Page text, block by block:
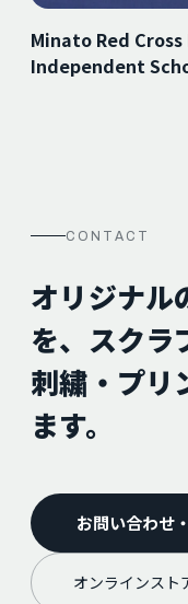
Minato Red
Independent
CONTACT
オリジナル
を、スクラ
刺繍・プリ
ます。
お問い合わせ
オンラインス